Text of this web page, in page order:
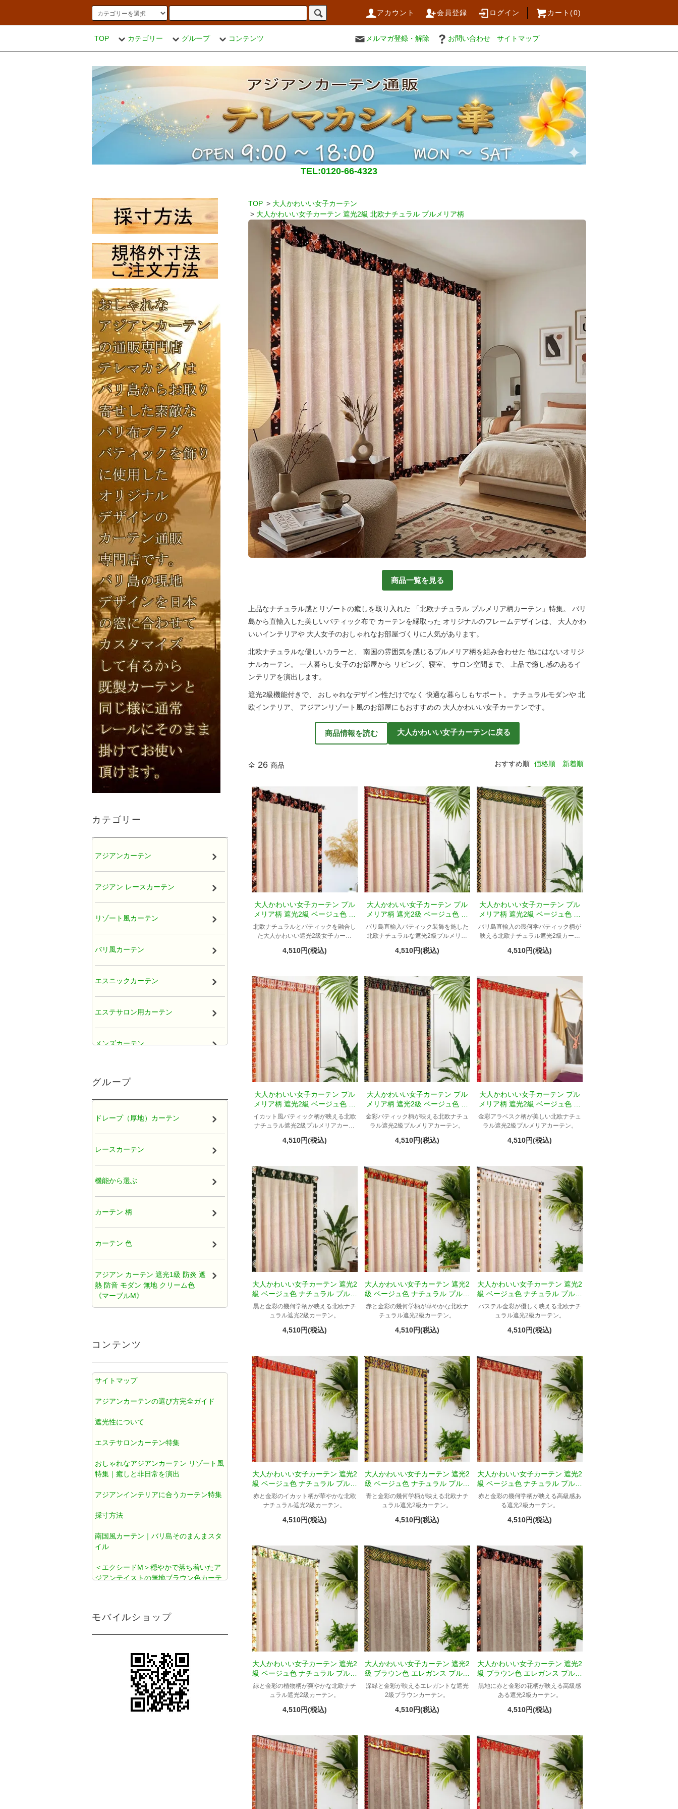
アカウント 会員登録 ログイン カート(0)
TOP カテゴリー グループ コンテンツ メルマガ登録・解除 お問い合わせ サイトマップ
TEL:0120-66-4323
TOP > 大人かわいい女子カーテン
> 大人かわいい女子カーテン 遮光2級 北欧ナチュラル プルメリア柄
商品一覧を見る
上品なナチュラル感とリゾートの癒しを取り入れた 「北欧ナチュラル プルメリア柄カーテン」特集。 バリ
島から直輸入した美しいバティック布で カーテンを縁取った オリジナルのフレームデザインは、 大人かわ
いいインテリアや 大人女子のおしゃれなお部屋づくりに人気があります。
北欧ナチュラルな優しいカラーと、 南国の雰囲気を感じるプルメリア柄を組み合わせた 他にはないオリジ
ナルカーテン。 一人暮らし女子のお部屋から リビング、寝室、 サロン空間まで、 上品で癒し感のあるイ
ンテリアを演出します。
遮光2級機能付きで、 おしゃれなデザイン性だけでなく 快適な暮らしもサポート。 ナチュラルモダンや 北
欧インテリア、 アジアンリゾート風のお部屋にもおすすめの 大人かわいい女子カーテンです。
商品情報を読む 大人かわいい女子カーテンに戻る
全 26 商品 おすすめ順 価格順 新着順
大人かわいい女子カーテン プル
メリア柄 遮光2級 ベージュ色 フ
ランジパニ Tプリンセス
北欧ナチュラルとバティックを融合し
た大人かわいい遮光2級女子カーテ
4,510円(税込)
大人かわいい女子カーテン プル
メリア柄 遮光2級 ベージュ色 ナ
チュラル Tテルティナ
バリ島直輸入バティック装飾を施した
北欧ナチュラルな遮光2級プルメリア
4,510円(税込)
大人かわいい女子カーテン プル
メリア柄 遮光2級 ベージュ色 ナ
チュラル Tジュエル
バリ島直輸入の幾何学バティック柄が
映える北欧ナチュラル遮光2級カーテ
4,510円(税込)
大人かわいい女子カーテン プル
メリア柄 遮光2級 ベージュ色 ナ
チュラル Tマフロ
イカット風バティック柄が映える北欧
ナチュラル遮光2級プルメリアカーテ
4,510円(税込)
大人かわいい女子カーテン プル
メリア柄 遮光2級 ベージュ色 ナ
チュラル Tオリオン
金彩バティック柄が映える北欧ナチュ
ラル遮光2級プルメリアカーテン。
4,510円(税込)
大人かわいい女子カーテン プル
メリア柄 遮光2級 ベージュ色 ナ
チュラル Tアラベスク
金彩アラベスク柄が美しい北欧ナチュ
ラル遮光2級プルメリアカーテン。
4,510円(税込)
大人かわいい女子カーテン 遮光2
級 ベージュ色 ナチュラル プルメ
リア柄 Tプーケット
黒と金彩の幾何学柄が映える北欧ナチ
ュラル遮光2級カーテン。
4,510円(税込)
大人かわいい女子カーテン 遮光2
級 ベージュ色 ナチュラル プルメ
リア柄 Tメラ
赤と金彩の幾何学柄が華やかな北欧ナ
チュラル遮光2級カーテン。
4,510円(税込)
大人かわいい女子カーテン 遮光2
級 ベージュ色 ナチュラル プルメ
リア柄 Tパギ
パステル金彩が優しく映える北欧ナチ
ュラル遮光2級カーテン。
4,510円(税込)
大人かわいい女子カーテン 遮光2
級 ベージュ色 ナチュラル プルメ
リア柄 Tウィディ
赤と金彩のイカット柄が華やかな北欧
ナチュラル遮光2級カーテン。
4,510円(税込)
大人かわいい女子カーテン 遮光2
級 ベージュ色 ナチュラル プルメ
リア柄 Tバチカン
青と金彩の幾何学柄が映える北欧ナチ
ュラル遮光2級カーテン。
4,510円(税込)
大人かわいい女子カーテン 遮光2
級 ベージュ色 ナチュラル プルメ
リア柄 Tチャンティック
赤と金彩の幾何学柄が映える高級感あ
る遮光2級カーテン。
4,510円(税込)
大人かわいい女子カーテン 遮光2
級 ベージュ色 ナチュラル プルメ
リア柄 Tパダン
緑と金彩の植物柄が爽やかな北欧ナチ
ュラル遮光2級カーテン。
4,510円(税込)
大人かわいい女子カーテン 遮光2
級 ブラウン色 エレガンス プルメ
リア柄 Tジュエル
深緑と金彩が映えるエレガントな遮光
2級ブラウンカーテン。
4,510円(税込)
大人かわいい女子カーテン 遮光2
級 ブラウン色 エレガンス プルメ
リア柄 Tプリンセス
黒地に赤と金彩の花柄が映える高級感
ある遮光2級カーテン。
4,510円(税込)
カテゴリー
アジアンカーテン
アジアン レースカーテン
リゾート風カーテン
バリ風カーテン
エスニックカーテン
エステサロン用カーテン
メンズカーテン
ひだ無しフラットカーテン
グループ
ドレープ（厚地）カーテン
レースカーテン
機能から選ぶ
カーテン 柄
カーテン 色
アジアン カーテン 遮光1級 防炎 遮
熱 防音 モダン 無地 クリーム色
《マーブルM》
M》
アジアン カーテン 遮光1級 防炎 遮
ードM》
色ダマスク柄《ジャカルタM》
アジアン カーテン おしゃれ 遮光1
T》
アジアン カーテン 遮光1級 モダン
ブラウン色 ストライプ柄 《ライ
コンテンツ
サイトマップ
アジアンカーテンの選び方完全ガイド
遮光性について
エステサロンカーテン特集
おしゃれなアジアンカーテン リゾート風
特集｜癒しと非日常を演出
アジアンインテリアに合うカーテン特集
採寸方法
南国風カーテン｜バリ島そのまんまスタ
イル
＜エクシードM＞穏やかで落ち着いたア
ジアンテイストの無地ブラウン色カーテ
力を引き出すクリーム色カーテン
さと異国情緒をプラス
シンプルながらも都会的で洗練されたア
ジアンインテリアを引き出すカーテン＜
ライトM＞グレー
モバイルショップ